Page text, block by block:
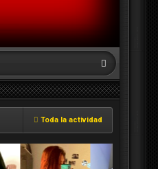
Toda la actividad